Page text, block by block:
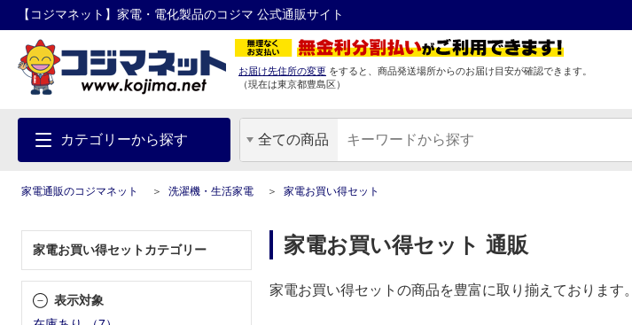
【コジマネット】家電・電化製品のコジマ 公式通販サイト
お届け先住所の変更 をすると、商品発送場所からのお届け目安が確認できます。
（現在は東京都豊島区）
カテゴリーから探す 全ての商品
家電通販のコジマネット 洗濯機・生活家電 家電お買い得セット
家電お買い得セットカテゴリー
表示対象
家電お買い得セット 通販
家電お買い得セットの商品を豊富に取り揃えております。